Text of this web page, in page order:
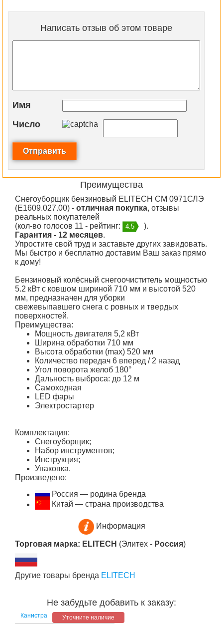
Написать отзыв об этом товаре
Имя
Число
Преимущества
Снегоуборщик бензиновый ELITECH СМ 0971СЛЭ
(E1609.027.00) - отличная покупка, отзывы
реальных покупателей
(кол-во голосов 11 - рейтинг:
4.5
).
Гарантия - 12 месяцев.
Упростите свой труд и заставьте других завидовать.
Мы быстро и бесплатно доставим Ваш заказ прямо
к дому!
Бензиновый колёсный снегоочиститель мощностью
5.2 кВт с ковшом шириной 710 мм и высотой 520
мм, предназначен для уборки
свежевыпавшего снега с ровных и твердых
поверхностей.
Преимущества:
Мощность двигателя 5,2 кВт
Ширина обработки 710 мм
Высота обработки (max) 520 мм
Количество передач 6 вперед / 2 назад
Угол поворота желоб 180°
Дальность выброса: до 12 м
Самоходная
LED фары
Электростартер
Комплектация:
Снегоуборщик;
Набор инструментов;
Инструкция;
Упаковка.
Произведено:
Россия — родина бренда
Китай — страна производства
Информация
Торговая марка: ELITECH (Элитех - Россия)
Другие товары бренда ELITECH
Не забудьте добавить к заказу:
Уточните наличие
Канистра